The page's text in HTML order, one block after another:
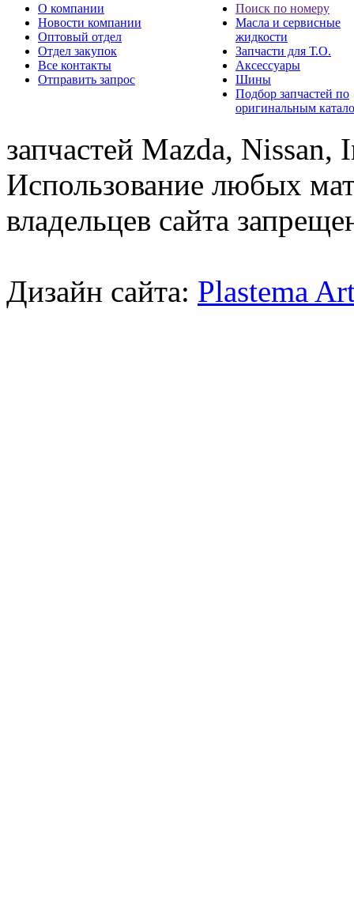
О компании
Новости компании
Оптовый отдел
Отдел закупок
Все контакты
Отправить запрос
Поиск по номеру
Масла и сервисные
жидкости
Запчасти для Т.О.
Аксессуары
Шины
Подбор запчастей по
оригинальным
запчастей Mazda,
Использование любых
владельцев сайта
Дизайн сайта: Plastema